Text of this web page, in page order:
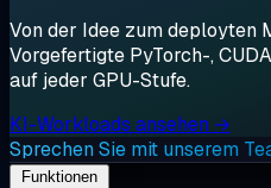
Von der Idee zum deployten
Vorgefertigte PyTorch-,
auf jeder GPU-Stufe.
KI-Workloads ansehen →
Sprechen Sie mit unserem